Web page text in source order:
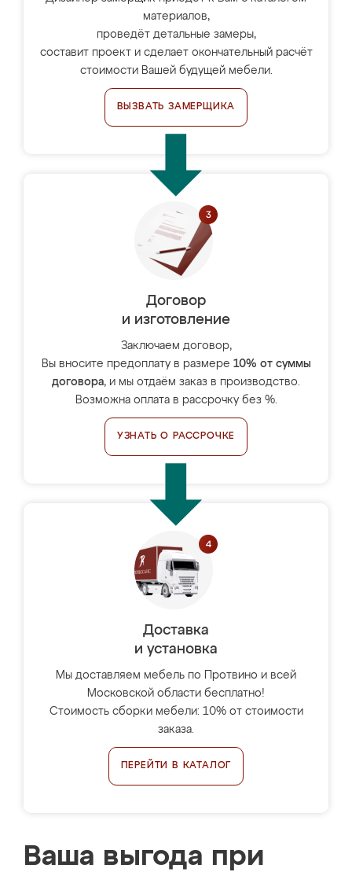
материалов,
проведёт детальные замеры,
составит проект и сделает окончательный расчёт
стоимости Вашей будущей мебели.
ВЫЗВАТЬ ЗАМЕРЩИКА
Договор
и изготовление
Заключаем договор,
Вы вносите предоплату в размере 10% от суммы
договора, и мы отдаём заказ в производство.
Возможна оплата в рассрочку без %.
УЗНАТЬ О РАССРОЧКЕ
Доставка
и установка
Мы доставляем мебель по Протвино и всей
Московской области бесплатно!
Стоимость сборки мебели: 10% от стоимости
заказа.
ПЕРЕЙТИ В КАТАЛОГ
Ваша выгода при